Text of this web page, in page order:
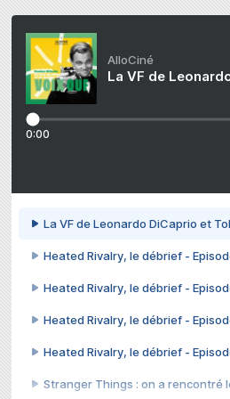
AlloCiné
La VF de
0:00
La VF de Leonardo DiCaprio et
Heated Rivalry, le débrief -
Heated Rivalry, le débrief -
Heated Rivalry, le débrief -
Heated Rivalry, le débrief -
Stranger Things : on a rencontré